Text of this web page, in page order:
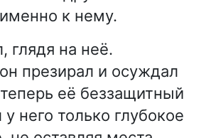
к нему.
глядя на неё.
презирал и осуждал
её беззащитный
него только глубокое